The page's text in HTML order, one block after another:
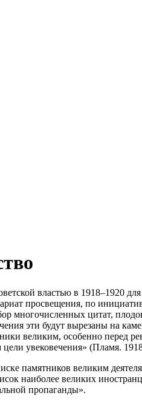
властью в 1918–1920
просвещения, по
многочисленных цитат,
эти будут вырезаны на
великим, особенно
увековечения» (Пламя.
памятников великим
наиболее великих
пропаганды».